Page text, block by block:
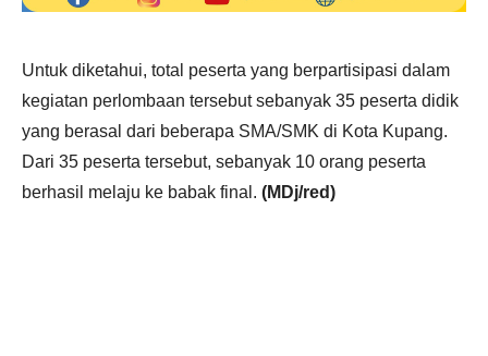
Untuk diketahui, total peserta yang berpartisipasi dalam
kegiatan perlombaan tersebut sebanyak 35 peserta didik
yang berasal dari beberapa SMA/SMK di Kota Kupang.
Dari 35 peserta tersebut, sebanyak 10 orang peserta
berhasil melaju ke babak final. (MDj/red)